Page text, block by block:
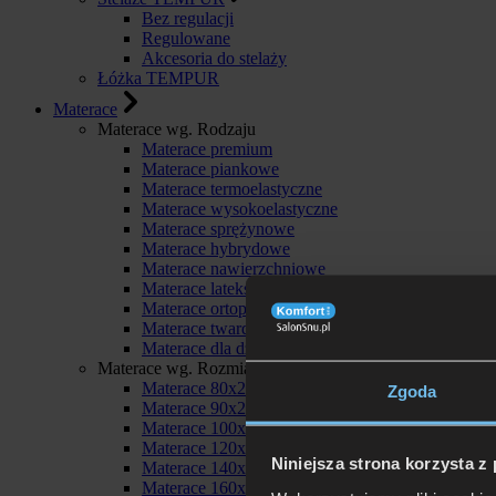
Zgoda
Niniejsza strona korzysta z
Bez regulacji
Regulowane
Akcesoria do stelaży
Łóżka TEMPUR
Materace
Materace wg. Rodzaju
Materace premium
Materace piankowe
Materace termoelastyczne
Materace wysokoelastyczne
Materace sprężynowe
Materace hybrydowe
Materace nawierzchniowe
Materace lateksowe
Materace ortopedyczne
Materace twarde
Materace dla dzieci
Materace wg. Rozmiaru
Materace 80x200
Materace 90x200
Materace 100x200
Materace 120x200
Materace 140x200
Materace 160x200